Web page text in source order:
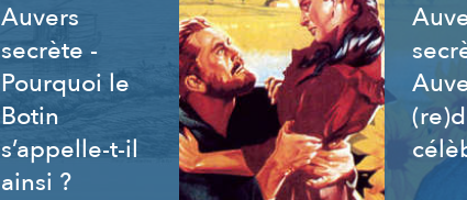
Auvers
secrète -
Pourquoi le
Botin
s’appelle-t-il
ainsi ?